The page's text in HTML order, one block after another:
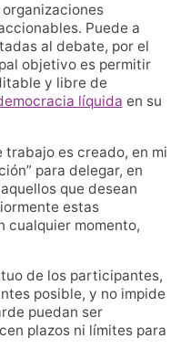
Puede a
al debate, por el
objetivo es permitir
y libre de
líquida en su
trabajo es creado, en mi
para delegar, en
que desean
estas
cualquier momento,
de los participantes,
posible, y no impide
puedan ser
plazos ni límites para